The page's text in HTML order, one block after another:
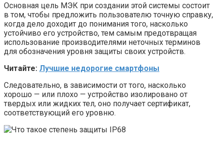
Основная цель МЭК при создании этой системы состоит
в том, чтобы предложить пользователю точную справку,
когда дело доходит до понимания того, насколько
устойчиво его устройство, тем самым предотвращая
использование производителями неточных терминов
для обозначения уровня защиты своих устройств.
Читайте: Лучшие недорогие смартфоны
Следовательно, в зависимости от того, насколько
хорошо — или плохо — устройство изолировано от
твердых или жидких тел, оно получает сертификат,
соответствующий его уровню.